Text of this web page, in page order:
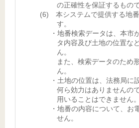
の正確性を保証するもの
(6) 本システムで提供する地
す。
・地番検索データは、本市
タ内容及び土地の位置な
ん。
また、検索データのため
ん。
・土地の位置は、法務局に
何ら効力はありませんの
用いることはできません
・地番の内容について、お
せん。